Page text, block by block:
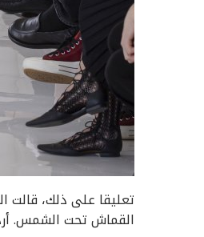
تعليقا على ذلك، قالت
القماش تحت الشمس.